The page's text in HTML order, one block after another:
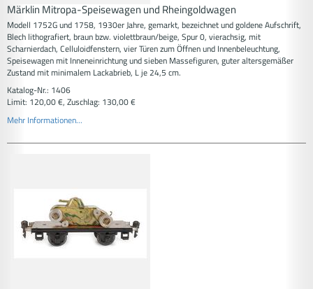
Märklin Mitropa-Speisewagen und Rheingoldwagen
Modell 1752G und 1758, 1930er Jahre, gemarkt, bezeichnet und goldene Aufschrift,
Blech lithografiert, braun bzw. violettbraun/beige, Spur 0, vierachsig, mit
Scharnierdach, Celluloidfenstern, vier Türen zum Öffnen und Innenbeleuchtung,
Speisewagen mit Inneneinrichtung und sieben Massefiguren, guter altersgemäßer
Zustand mit minimalem Lackabrieb, L je 24,5 cm.
Katalog-Nr.: 1406
Limit: 120,00 €, Zuschlag: 130,00 €
Mehr Informationen...